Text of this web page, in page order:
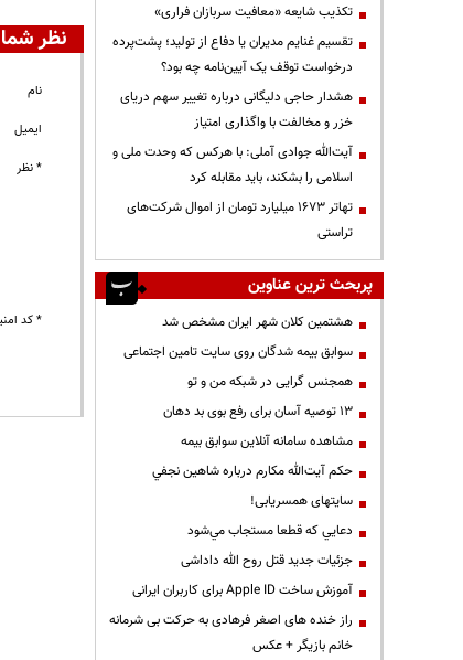
نظر شما
نام
ایمیل
* نظر
* کد
تکذیب شایعه «معافیت سربازان فراری»
تقسیم غنایم مدیران یا دفاع از تولید؛ پشت‌پرده
درخواست توقف یک آیین‌نامه چه بود؟
هشدار حاجی دلیگانی درباره تغییر سهم دریای
خزر و مخالفت با واگذاری امتیاز
آیت‌الله جوادی آملی: با هرکس که وحدت ملی و
اسلامی را بشکند، باید مقابله کرد
تهاتر ۱۶۷۳ میلیارد تومان از اموال شرکت‌های
تراستی
پربحث ترین عناوین
هشتمین کلان شهر ایران مشخص شد
سوابق بیمه شدگان روی سایت تامین اجتماعی
همجنس گرایی در شبکه من و تو
13 توصیه آسان برای رفع بوی بد دهان
مشاهده سامانه آنلاين سوابق بیمه
حكم آيت‌الله مكارم درباره شاهين نجفي
سایتهای همسریابی!
دعايي كه قطعا مستجاب مي‌شود
جزئیات جدید قتل روح الله داداشی
آموزش ساخت Apple ID برای کاربران ایرانی
راز خنده های اصغر فرهادی به حرکت بی شرمانه
خانم بازیگر + عکس